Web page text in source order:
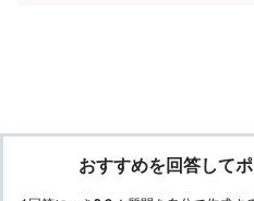
おすすめを回答して